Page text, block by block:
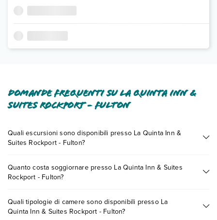
Domande frequenti su La Quinta Inn &
Suites Rockport - Fulton
Quali escursioni sono disponibili presso La Quinta Inn &
Suites Rockport - Fulton?
presso La Quinta Inn & Suites Rockport - Fulton. Scoprile tutte
nellasezione dedicata
Quanto costa soggiornare presso La Quinta Inn & Suites
Rockport - Fulton?
variare in base a vari fattori (per es. date, condizioni dell'hotel,
ecc). Per consultare i prezzi, compila il motore di ricerca e
Quali tipologie di camere sono disponibili presso La
Quinta Inn & Suites Rockport - Fulton?